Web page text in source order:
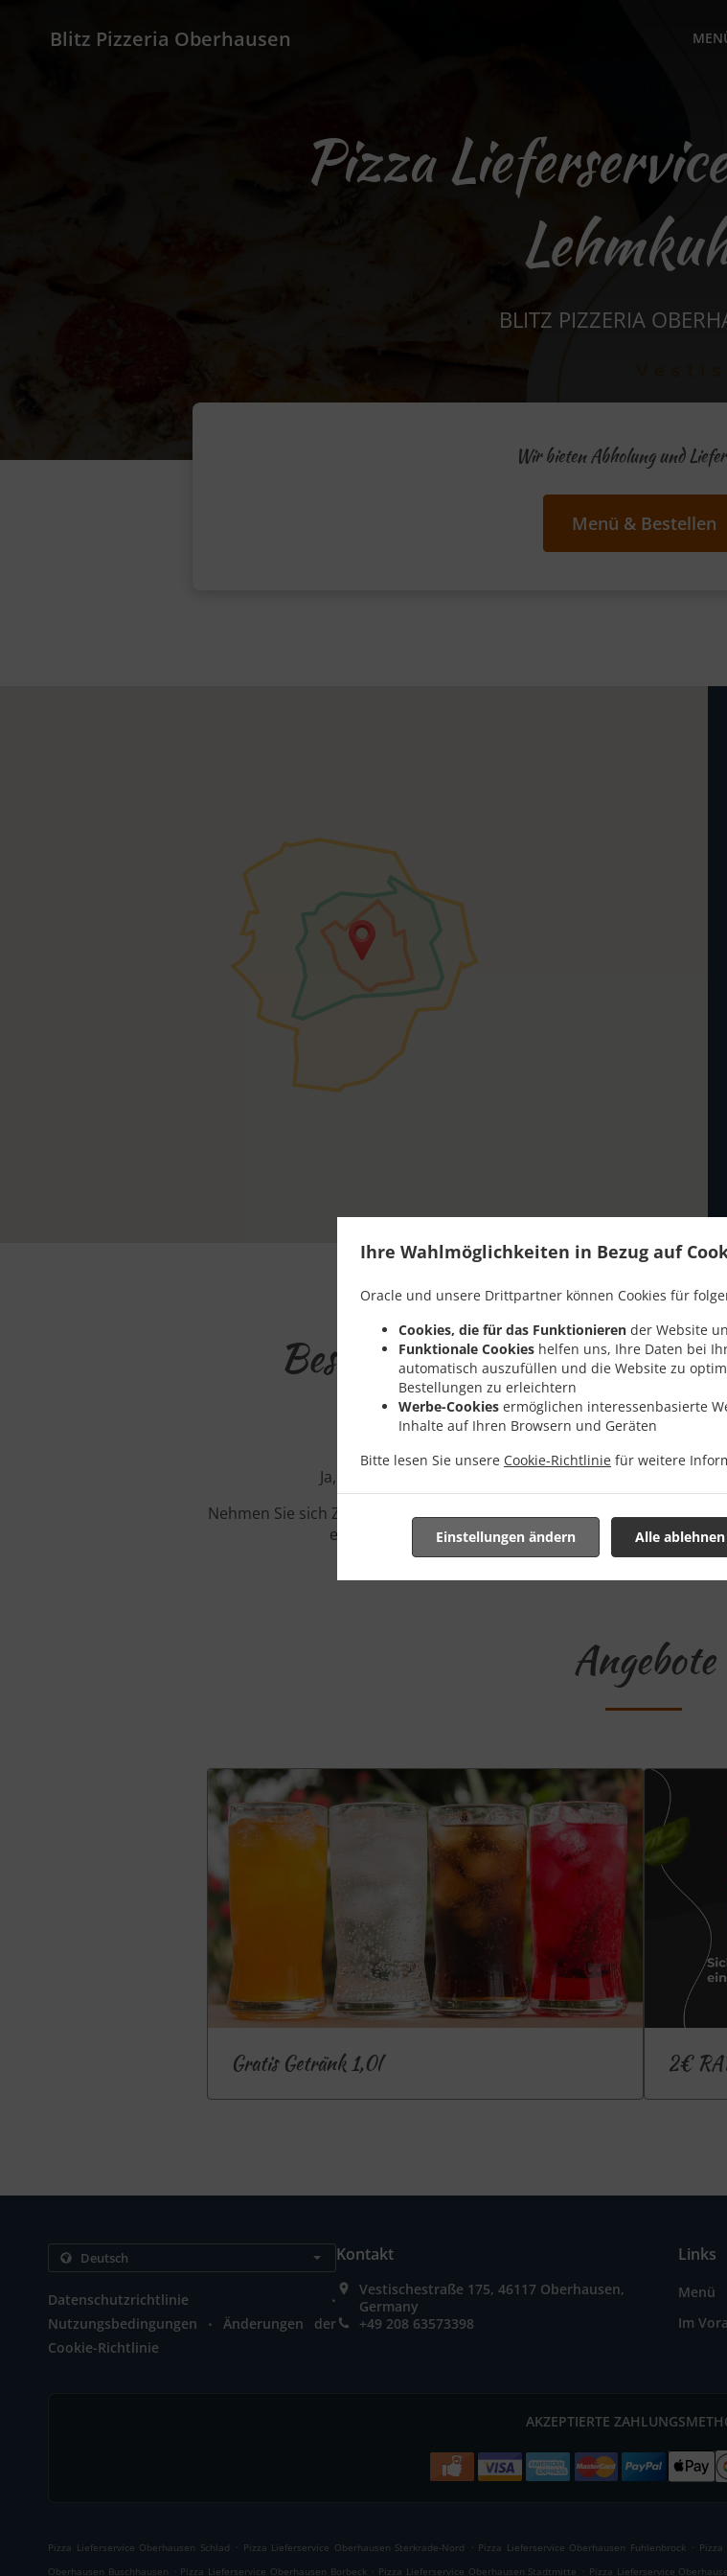
Ihre Wahlmöglichkeiten in Bezug auf
Oracle und unsere Drittpartner können Cookies für
Cookies, die für das Funktionieren der Website
Funktionale Cookies helfen uns, Ihre Daten bei
automatisch auszufüllen und die Website zu
Bestellungen zu erleichtern
Werbe-Cookies ermöglichen interessenbasierte
Inhalte auf Ihren Browsern und Geräten
Bitte lesen Sie unsere Cookie-Richtlinie für weitere
Alle ablehnen
Einstellungen ändern
Blitz Pizzeria Oberhausen
Pizza
BLITZ PIZZERIA
Wir bieten Abholung und
Menü & Bestellen
Bestellung Mit Lieferung In
Ja, wir sind in der Nähe von Bottrop Lehmkuhle und
Nehmen Sie sich Zeit unser interaktives Online-Menü anzusehen und
etwa eine Minute Ihre Bestellung mit einer
Angebote
Gratis Getränk 1,0l 2€
Datenschutzrichtlinie .
Nutzungsbedingungen .
Änderungen der
Cookie-Richtlinie
Kontakt
Vestischestraße 175, 46117 Oberhausen,
Germany
+49 208 63573398
Links
Menü
Im
AKZEPTIERTE
Pizza Lieferservice Oberhausen Schlad . Pizza Lieferservice Oberhausen Sterkrade-Nord . Pizza Lieferservice Oberhausen Fuhlenbrock .
Oberhausen Buschhausen . Pizza Lieferservice Oberhausen Borbeck . Pizza Lieferservice Oberhausen Stadtmitte . Pizza Lieferservice